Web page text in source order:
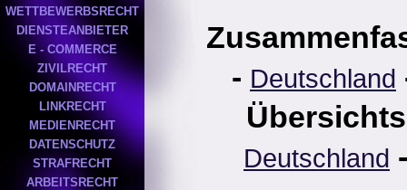
WETTBEWERBSRECHT
DIENSTEANBIETER
E - COMMERCE
ZIVILRECHT
DOMAINRECHT
LINKRECHT
MEDIENRECHT
DATENSCHUTZ
STRAFRECHT
ARBEITSRECHT
- Deutschland
Deutschland